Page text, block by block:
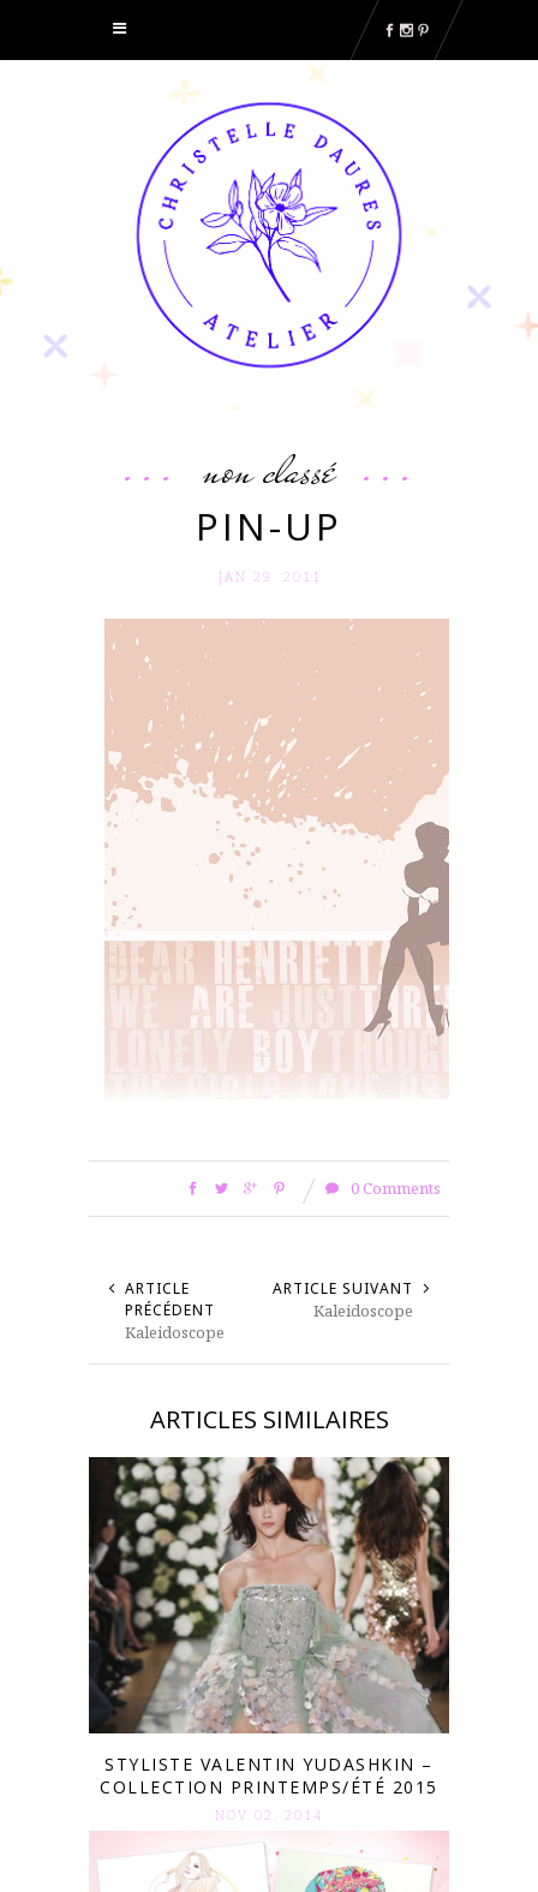
non classé
PIN-UP
JAN 29. 2011
0 Comments
ARTICLE
PRÉCÉDENT
Kaleidoscope
ARTICLE SUIVANT
Kaleidoscope
ARTICLES SIMILAIRES
STYLISTE VALENTIN YUDASHKIN –
COLLECTION PRINTEMPS/ÉTÉ 2015
NOV 02. 2014